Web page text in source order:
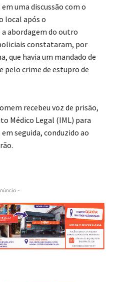
uma discussão com o
local após o
abordagem do outro
constataram, por
que havia um mandado de
pelo crime de estupro de
recebeu voz de prisão,
Médico Legal (IML) para
seguida, conduzido ao
-